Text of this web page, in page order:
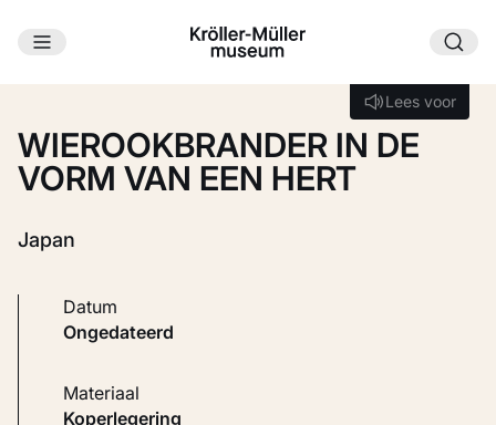
Ga naar hoofdinhoud
Lees voor
Lees voor
WIEROOKBRANDER IN DE
VORM VAN EEN HERT
Japan
Datum
ongedateerd
Materiaal
Koperlegering